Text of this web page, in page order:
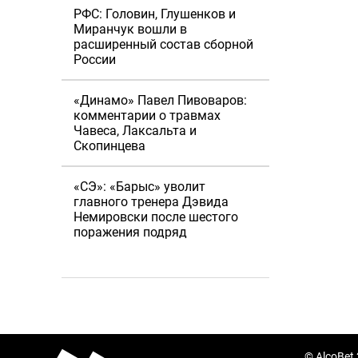
РФС: Головин, Глушенков и
Миранчук вошли в
расширенный состав сборной
России
«Динамо» Павел Пивоваров:
комментарии о травмах
Чавеса, Лаксальта и
Скопинцева
«СЭ»: «Барыс» уволит
главного тренера Дэвида
Немировски после шестого
поражения подряд